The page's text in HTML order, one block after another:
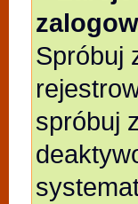
Spróbuj
spróbuj